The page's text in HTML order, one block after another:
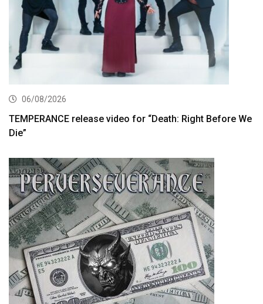
06/08/2026
TEMPERANCE release video for “Death: Right Before We
Die”